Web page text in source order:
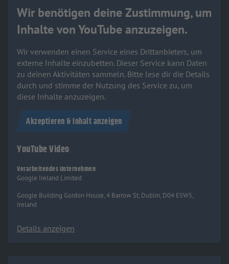
Wir benötigen deine Zustimmung, um
Inhalte von YouTube anzuzeigen.
Wir verwenden einen Service eines Drittanbieters, um
externe Inhalte einzubetten. Dieser Service kann Daten
zu deinen Aktivitäten sammeln. Bitte lese dir die Details
durch und stimme der Nutzung des Service zu, um
diese Inhalte anzuzeigen.
Akzeptieren & Inhalt anzeigen
YouTube Video
Verarbeitendes Unternehmen
Google Ireland Limited
Google Building Gordon House, 4 Barrow St, Dublin, D04 E5W5,
Ireland
Details anzeigen